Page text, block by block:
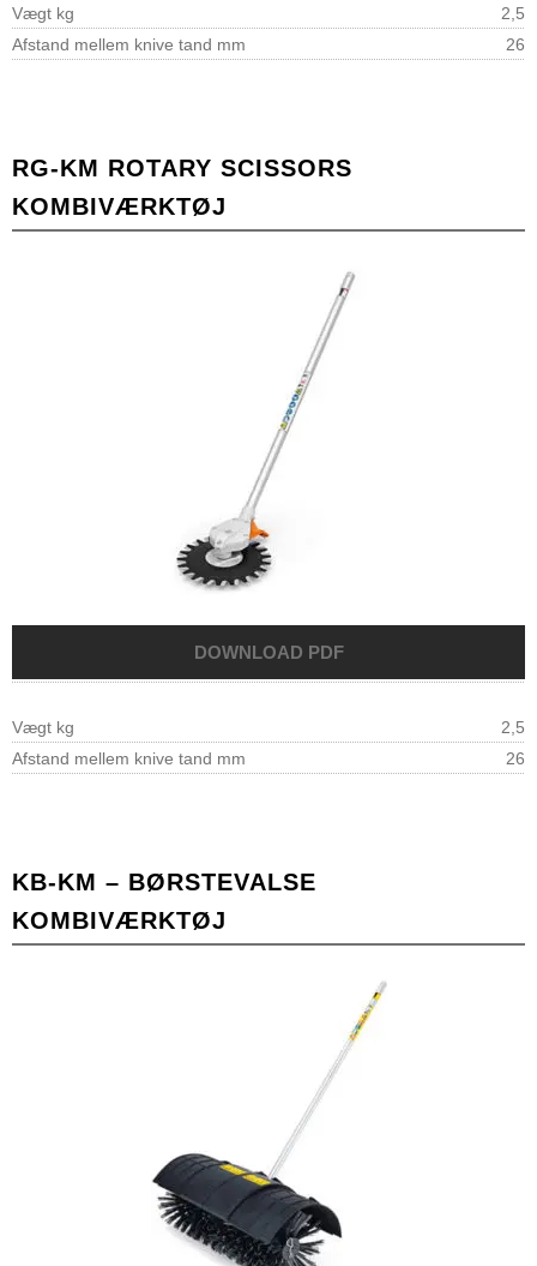
Vægt kg
2,5
Afstand mellem knive tand mm
26
RG-KM ROTARY SCISSORS
KOMBIVÆRKTØJ
Vægt kg
2,5
Afstand mellem knive tand mm
26
KB-KM – BØRSTEVALSE
KOMBIVÆRKTØJ